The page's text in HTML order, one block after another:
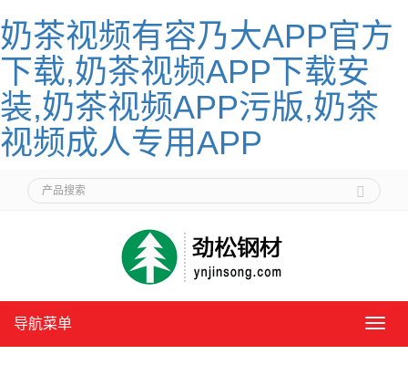
奶茶视频有容乃大APP官方
下载,奶茶视频APP下载安
装,奶茶视频APP污版,奶茶
视频成人专用APP
导
导航菜单